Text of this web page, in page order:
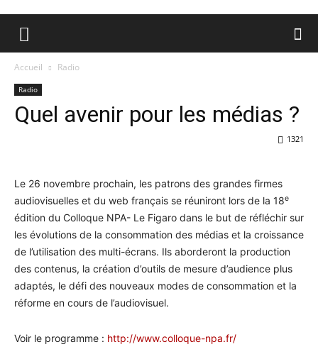
Accueil Radio
Radio
Quel avenir pour les médias ?
1321
Le 26 novembre prochain, les patrons des grandes firmes
audiovisuelles et du web français se réuniront lors de la 18e
édition du Colloque NPA- Le Figaro dans le but de réfléchir sur
les évolutions de la consommation des médias et la croissance
de l’utilisation des multi-écrans. Ils aborderont la production
des contenus, la création d’outils de mesure d’audience plus
adaptés, le défi des nouveaux modes de consommation et la
réforme en cours de l’audiovisuel.
Voir le programme : http://www.colloque-npa.fr/